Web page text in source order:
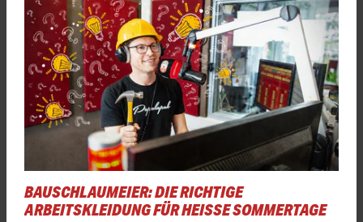
BAUSCHLAUMEIER: DIE RICHTIGE
ARBEITSKLEIDUNG FÜR HEISSE SOMMERTAGE